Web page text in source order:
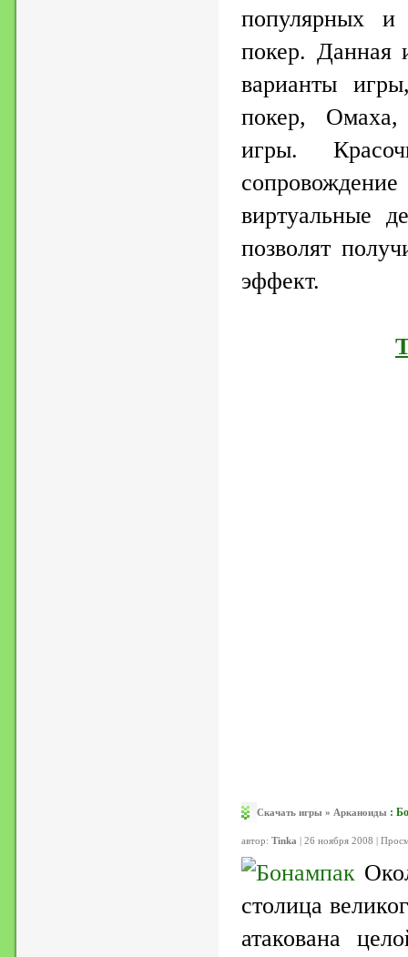
популярных и
покер. Данная
варианты
покер,
игры.
виртуальные
позволят
эффект.
Скачать игры » Арканоиды :
автор: Tinka | 26 ноября 2008 |
столица
атакована